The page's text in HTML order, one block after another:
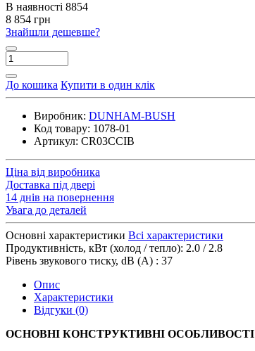
В наявності 8854
8 854 грн
Знайшли дешевше?
До кошика Купити в один клік
Виробник: DUNHAM-BUSH
Код товару: 1078-01
Артикул: CR03CCIB
Ціна від виробника
Доставка під двері
14 днів на повернення
Увага до деталей
Основні характеристики Всі характеристики
Продуктивність, кВт (холод / тепло): 2.0 / 2.8
Рівень звукового тиску, dB (A) : 37
Опис
Характеристики
Відгуки (0)
ОСНОВНІ КОНСТРУКТИВНІ ОСОБЛИВОСТІ